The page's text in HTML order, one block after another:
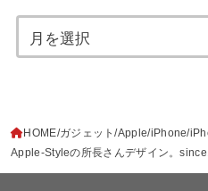
HOME ガジェット Apple iPhone
Apple-Styleの所長さんデザイン。